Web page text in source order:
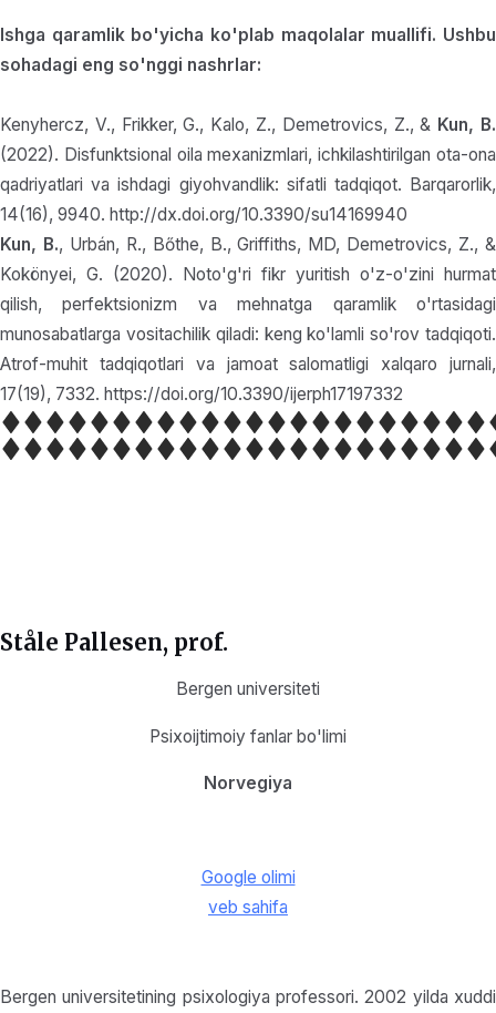
Ishga qaramlik bo'yicha ko'plab maqolalar muallifi. Ushbu
sohadagi eng so'nggi nashrlar:
Kenyhercz, V., Frikker, G., Kalo, Z., Demetrovics, Z., & Kun, B.
(2022). Disfunktsional oila mexanizmlari, ichkilashtirilgan ota-ona
qadriyatlari va ishdagi giyohvandlik: sifatli tadqiqot. Barqarorlik,
14(16), 9940. http://dx.doi.org/10.3390/su14169940
Kun, B., Urbán, R., Bőthe, B., Griffiths, MD, Demetrovics, Z., &
Kokönyei, G. (2020). Noto'g'ri fikr yuritish o'z-o'zini hurmat
qilish, perfektsionizm va mehnatga qaramlik o'rtasidagi
munosabatlarga vositachilik qiladi: keng ko'lamli so'rov tadqiqoti.
Atrof-muhit tadqiqotlari va jamoat salomatligi xalqaro jurnali,
17(19), 7332. https://doi.org/10.3390/ijerph17197332
Ståle Pallesen, prof.
Bergen universiteti
Psixoijtimoiy fanlar bo'limi
Norvegiya
Google olimi
veb sahifa
Bergen universitetining psixologiya professori. 2002 yilda xuddi